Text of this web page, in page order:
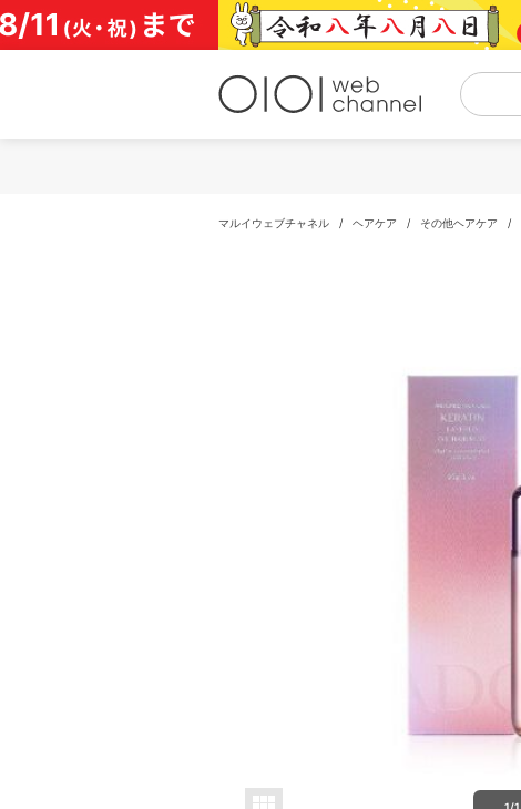
コ
ン
テ
マルイウェブチャネル / ヘアケア / その他ヘアケア /